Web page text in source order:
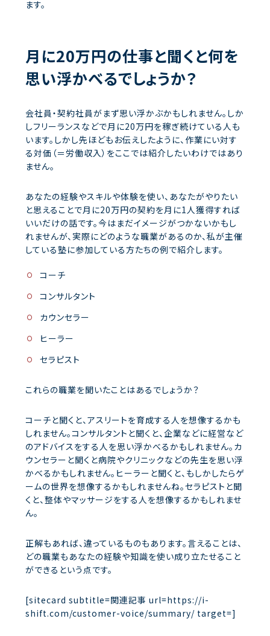
ます。
月に20万円の仕事と聞くと何を
思い浮かべるでしょうか？
会社員・契約社員がまず思い浮かぶかもしれません。しか
しフリーランスなどで月に20万円を稼ぎ続けている人も
います。しかし先ほどもお伝えしたように、作業にい対す
る対価（＝労働収入）をここでは紹介したいわけではあり
ません。
あなたの経験やスキルや体験を使い、あなたがやりたい
と思えることで月に20万円の契約を月に1人獲得すれば
いいだけの話です。今はまだイメージがつかないかもし
れませんが、実際にどのような職業があるのか、私が主催
している塾に参加している方たちの例で紹介します。
コーチ
コンサルタント
カウンセラー
ヒーラー
セラピスト
これらの職業を聞いたことはあるでしょうか？
コーチと聞くと、アスリートを育成する人を想像するかも
しれません。コンサルタントと聞くと、企業などに経営など
のアドバイスをする人を思い浮かべるかもしれません。カ
ウンセラーと聞くと病院やクリニックなどの先生を思い浮
かべるかもしれません。ヒーラーと聞くと、もしかしたらゲ
ームの世界を想像するかもしれませんね。セラピストと聞
くと、整体やマッサージをする人を想像するかもしれませ
ん。
正解もあれば、違っているものもあります。言えることは、
どの職業もあなたの経験や知識を使い成り立たせること
ができるという点です。
[sitecard subtitle=関連記事 url=https://i-
shift.com/customer-voice/summary/ target=]